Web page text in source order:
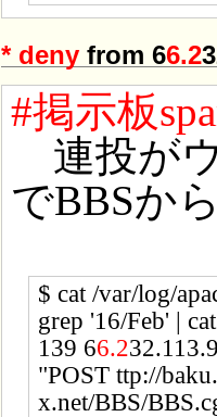
* deny from 66.2
#掲示板
連投が
でBBSか
$ cat /var/log/
grep '16/Feb' |
139 66.2
"POST ttp://
x.net/BBS/